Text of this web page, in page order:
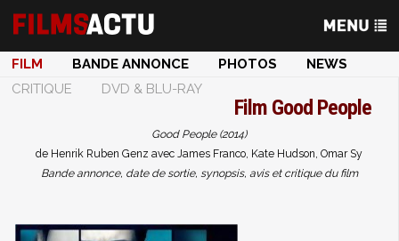
FILM BANDE ANNONCE PHOTOS
NEWS
CRITIQUE
DVD & BLU-RAY
Film Good People
Good People (2014)
de Henrik Ruben Genz avec James Franco, Kate Hudson, Omar Sy
Bande annonce, date de sortie, synopsis, avis et critique du film